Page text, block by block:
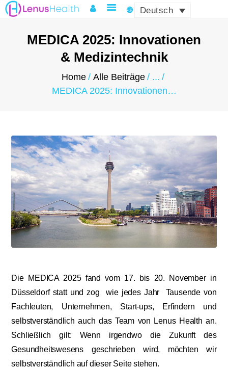
Deutsch
MEDICA 2025: Innovationen
& Medizintechnik
Home Alle Beiträge
...
MEDICA 2025: Innovationen…
LOGISTIK & COMPLIANCE
NEWS & EVENTS
KONTAKT
MY ACCOUNT
DEUTSCH
Die MEDICA 2025 fand vom 17. bis 20. November in
Düsseldorf statt und zog wie jedes Jahr Tausende von
Fachleuten, Unternehmen, Start-ups, Erfindern und
selbstverständlich auch das Team von Lenus Health an.
Schließlich gilt: Wenn irgendwo die Zukunft des
Gesundheitswesens geschrieben wird, möchten wir
selbstverständlich auf dieser Seite stehen.